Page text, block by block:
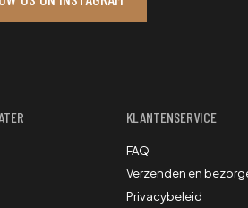
KLANTENSERVICE
FAQ
Verzenden en
Privacybeleid